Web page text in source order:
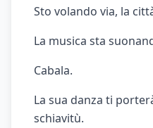
Sto volando via, la
La musica sta
Cabala.
La sua danza ti
schiavitù.